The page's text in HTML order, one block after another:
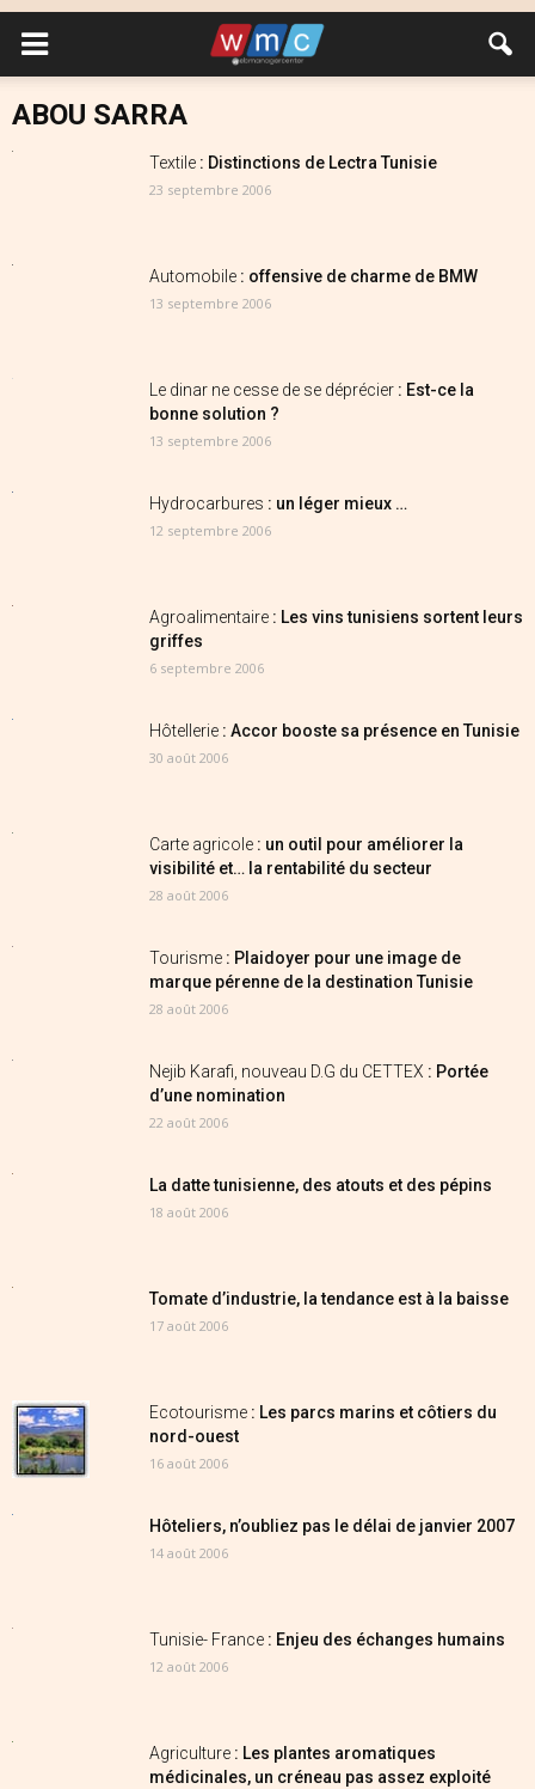
ABOU SARRA
Textile : Distinctions de Lectra Tunisie
23 septembre 2006
Automobile : offensive de charme de BMW
13 septembre 2006
Le dinar ne cesse de se déprécier : Est-ce la
bonne solution ?
13 septembre 2006
Hydrocarbures : un léger mieux …
12 septembre 2006
Agroalimentaire : Les vins tunisiens sortent leurs
griffes
6 septembre 2006
Hôtellerie : Accor booste sa présence en Tunisie
30 août 2006
Carte agricole : un outil pour améliorer la
visibilité et… la rentabilité du secteur
28 août 2006
Tourisme : Plaidoyer pour une image de
marque pérenne de la destination Tunisie
28 août 2006
Nejib Karafi, nouveau D.G du CETTEX : Portée
d’une nomination
22 août 2006
La datte tunisienne, des atouts et des pépins
18 août 2006
Tomate d’industrie, la tendance est à la baisse
17 août 2006
Ecotourisme : Les parcs marins et côtiers du
nord-ouest
16 août 2006
Hôteliers, n’oubliez pas le délai de janvier 2007
14 août 2006
Tunisie- France : Enjeu des échanges humains
12 août 2006
Agriculture : Les plantes aromatiques
médicinales, un créneau pas assez exploité